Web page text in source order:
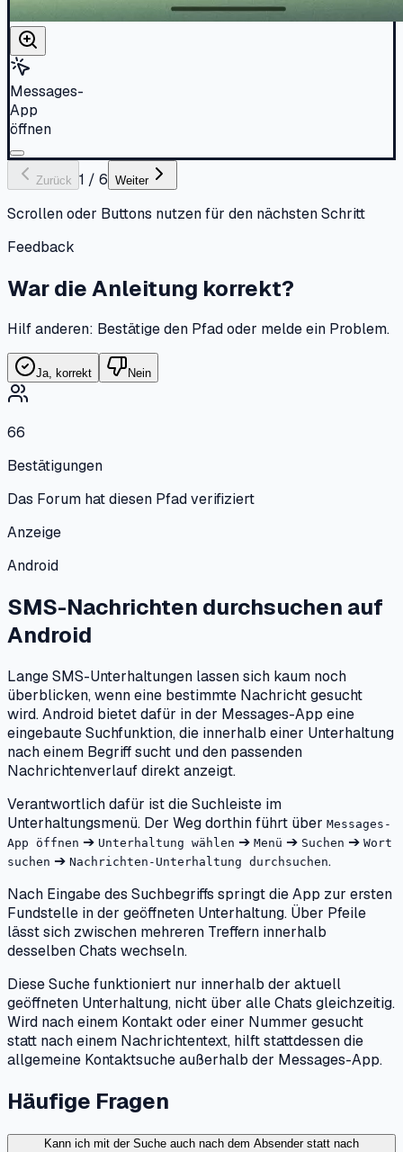
Messages-
App
öffnen
Zurück 1 / 6 Weiter
Scrollen oder Buttons nutzen für den nächsten Schritt
Feedback
War die Anleitung korrekt?
Hilf anderen: Bestätige den Pfad oder melde ein Problem.
Ja, korrekt Nein
66
Bestätigungen
Das Forum hat diesen Pfad verifiziert
Anzeige
Android
SMS-Nachrichten durchsuchen auf
Android
Lange SMS-Unterhaltungen lassen sich kaum noch
überblicken, wenn eine bestimmte Nachricht gesucht
wird. Android bietet dafür in der Messages-App eine
eingebaute Suchfunktion, die innerhalb einer Unterhaltung
nach einem Begriff sucht und den passenden
Nachrichtenverlauf direkt anzeigt.
Verantwortlich dafür ist die Suchleiste im
Unterhaltungsmenü. Der Weg dorthin führt über Messages-
App öffnen ➔ Unterhaltung wählen ➔ Menü ➔ Suchen ➔ Wort
suchen ➔ Nachrichten-Unterhaltung durchsuchen.
Nach Eingabe des Suchbegriffs springt die App zur ersten
Fundstelle in der geöffneten Unterhaltung. Über Pfeile
lässt sich zwischen mehreren Treffern innerhalb
desselben Chats wechseln.
Diese Suche funktioniert nur innerhalb der aktuell
geöffneten Unterhaltung, nicht über alle Chats gleichzeitig.
Wird nach einem Kontakt oder einer Nummer gesucht
statt nach einem Nachrichtentext, hilft stattdessen die
allgemeine Kontaktsuche außerhalb der Messages-App.
Häufige Fragen
Kann ich mit der Suche auch nach dem Absender statt nach